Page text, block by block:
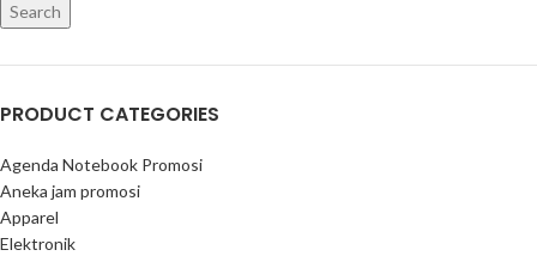
Search
PRODUCT CATEGORIES
Agenda Notebook Promosi
Aneka jam promosi
Apparel
Elektronik